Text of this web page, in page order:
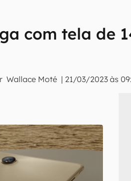
com tela de
Wallace Moté | 21/03/2023 às
do mundo tech!
e receba notícias e reviews sobre
inscreva-se
com os Termos de Uso e Política de